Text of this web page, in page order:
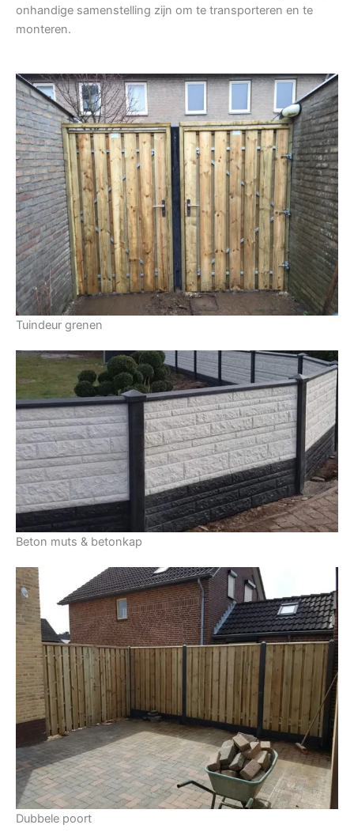
onhandige samenstelling zijn om te transporteren en te
monteren.
Tuindeur grenen
Beton muts & betonkap
Dubbele poort